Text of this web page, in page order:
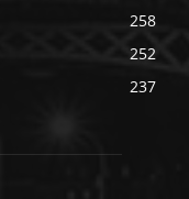
258
252
237